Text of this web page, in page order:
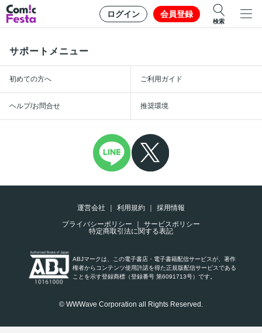
ログイン 会員登録
検索
サポートメニュー
初めての方へ ご利用ガイド
ヘルプ/お問合せ 推奨環境
運営会社 利用規約
採用情報
プライバシーポリシー
サービスポリシー
特定商取引法に関する表記
ABJマークは、この電子書店・電子書籍配信サービスが、著作
権者からコンテンツ使用許諾を得た正規版配信サービスである
ことを示す登録商標（登録番号 第6091713号）です。
© WWWave Corporation all Rights Reserved.